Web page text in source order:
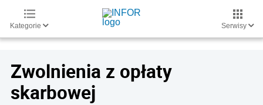
Kategorie Serwisy
Zwolnienia z opłaty
skarbowej